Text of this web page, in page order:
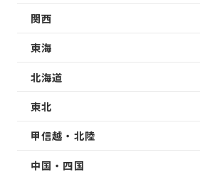
関西
東海
北海道
東北
甲信越・北陸
中国・四国